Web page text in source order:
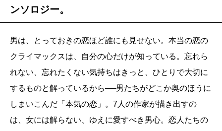
ンソロジー。
男は、とっておきの恋ほど誰にも見せない。本当の恋の
クライマックスは、自分の心だけが知っている。忘れら
れない、忘れたくない気持ちはきっと、ひとりで大切に
するものと解っているから──男たちがどこか奥のほうに
しまいこんだ「本気の恋」。7人の作家が描き出すの
は、女には解らない、ゆえに愛すべき男心。恋人たちの